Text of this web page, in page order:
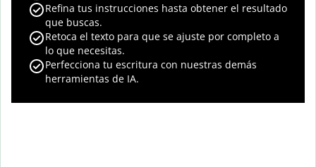
Refina tus instrucciones hasta obtener el resultado
que buscas.
Retoca el texto para que se ajuste por completo a
lo que necesitas.
Perfecciona tu escritura con nuestras demás
herramientas de IA.